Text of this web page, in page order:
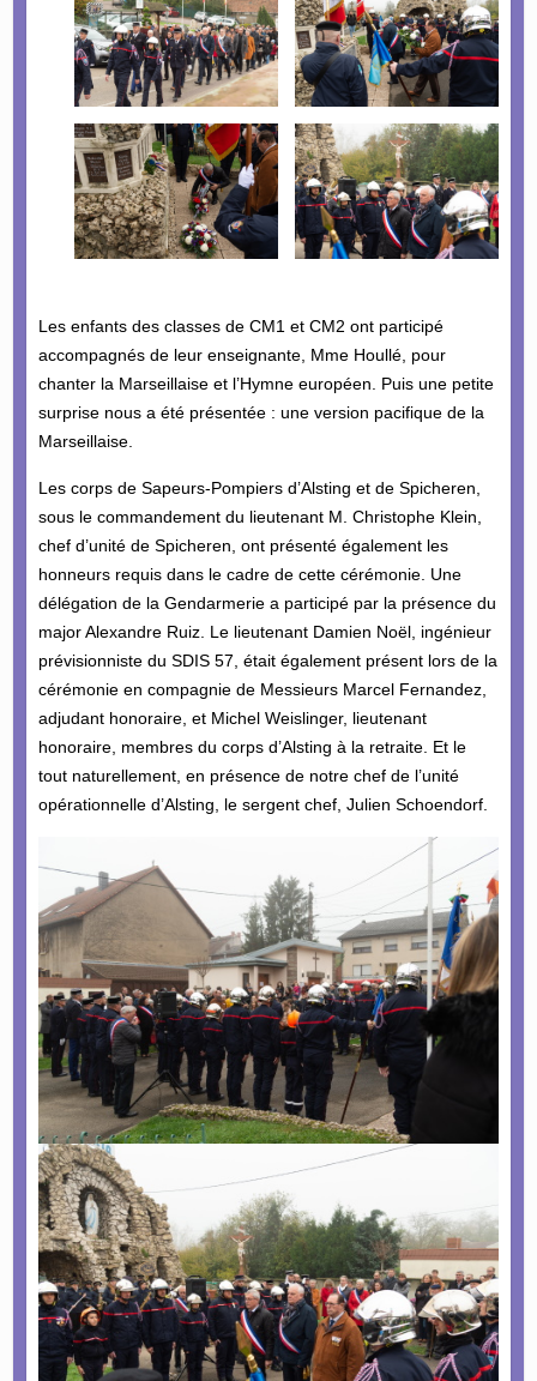
Les enfants des classes de CM1 et CM2 ont participé
accompagnés de leur enseignante, Mme Houllé, pour
chanter la Marseillaise et l’Hymne européen. Puis une petite
surprise nous a été présentée : une version pacifique de la
Marseillaise.
Les corps de Sapeurs-Pompiers d’Alsting et de Spicheren,
sous le commandement du lieutenant M. Christophe Klein,
chef d’unité de Spicheren, ont présenté également les
honneurs requis dans le cadre de cette cérémonie. Une
délégation de la Gendarmerie a participé par la présence du
major Alexandre Ruiz. Le lieutenant Damien Noël, ingénieur
prévisionniste du SDIS 57, était également présent lors de la
cérémonie en compagnie de Messieurs Marcel Fernandez,
adjudant honoraire, et Michel Weislinger, lieutenant
honoraire, membres du corps d’Alsting à la retraite. Et le
tout naturellement, en présence de notre chef de l’unité
opérationnelle d’Alsting, le sergent chef, Julien Schoendorf.